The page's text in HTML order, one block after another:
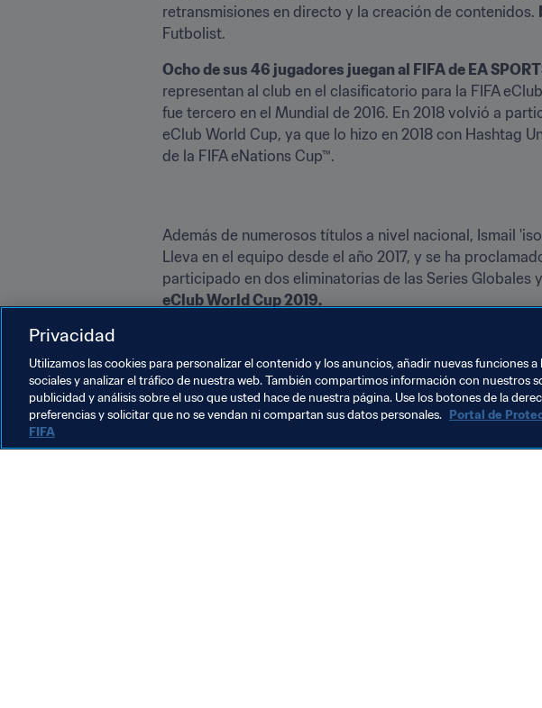
retransmisiones en directo y la creación de contenidos.
Futbolist.
Ocho de sus 46 jugadores juegan al FIFA de EA
representan al club en el clasificatorio para la FIFA
fue tercero en el Mundial de 2016. En 2018 volvió a
eClub World Cup, ya que lo hizo en 2018 con Hashtag
de la FIFA eNations Cup™.
Además de numerosos títulos a nivel nacional, Ismail
Lleva en el equipo desde el año 2017, y se ha
participado en dos eliminatorias de las Series Globales
eClub World Cup 2019.
Al término de la primera jornada del clasificatorio, el
europea, por lo que mantiene intactas sus opciones de
Privacidad
Utilizamos las cookies para personalizar el contenido y los anuncios, añadir nuevas funciones a
sociales y analizar el tráfico de nuestra web. También compartimos información con nuestros
publicidad y análisis sobre el uso que usted hace de nuestra página. Use los botones de la
preferencias y solicitar que no se vendan ni compartan sus datos personales. Portal de
FIFA